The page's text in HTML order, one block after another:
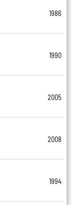
1986
1990
2005
2008
1994